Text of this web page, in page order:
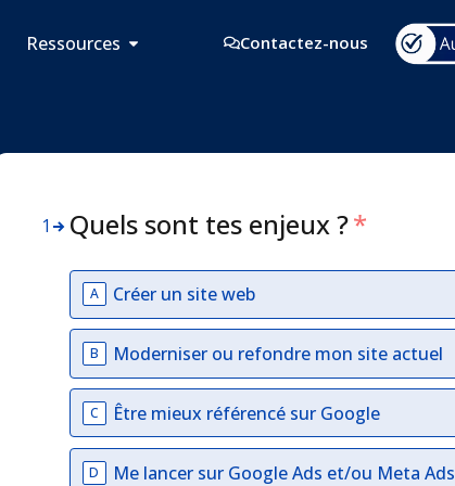
Ressources Contactez-nous
1 Quels sont tes enjeux ?*
A Créer un site web
B Moderniser ou refondre mon site actuel
C Être mieux référencé sur Google
D Me lancer sur Google Ads et/ou Meta Ads